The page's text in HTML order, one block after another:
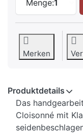
Menge:1
Merken
Produktdetails
Das
Cloisonné mit